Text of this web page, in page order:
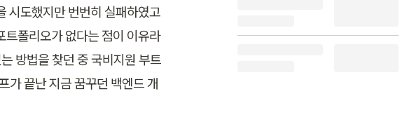
시도했지만 번번히 실패하였고
트폴리오가 없다는 점이 이유라
방법을 찾던 중 국비지원 부트
가 끝난 지금 꿈꾸던 백엔드 개